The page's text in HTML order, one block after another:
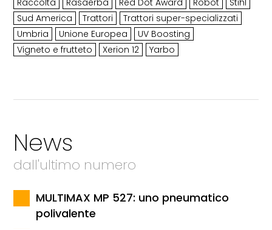
Raccolta
Rasaerba Red Dot Award Robot
Stihl
Sud America
Trattori
Trattori super-specializzati
Umbria
Unione Europea
UV Boosting
Vigneto e frutteto
Xerion 12 Yarbo
News
dall'ultimo numero
MULTIMAX MP 527: uno pneumatico
polivalente